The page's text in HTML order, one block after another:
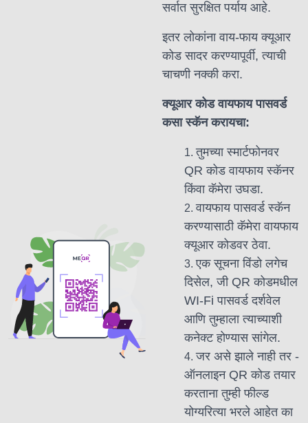
सर्वात सुरक्षित पर्याय आहे.
इतर लोकांना वाय-फाय क्यूआर
कोड सादर करण्यापूर्वी, त्याची
चाचणी नक्की करा.
क्यूआर कोड वायफाय पासवर्ड
कसा स्कॅन करायचा:
तुमच्या स्मार्टफोनवर
QR कोड वायफाय स्कॅनर
किंवा कॅमेरा उघडा.
वायफाय पासवर्ड स्कॅन
करण्यासाठी कॅमेरा वायफाय
क्यूआर कोडवर ठेवा.
एक सूचना विंडो लगेच
दिसेल, जी QR कोडमधील
WI-Fi पासवर्ड दर्शवेल
आणि तुम्हाला त्याच्याशी
कनेक्ट होण्यास सांगेल.
जर असे झाले नाही तर -
ऑनलाइन QR कोड तयार
करताना तुम्ही फील्ड
योग्यरित्या भरले आहेत का